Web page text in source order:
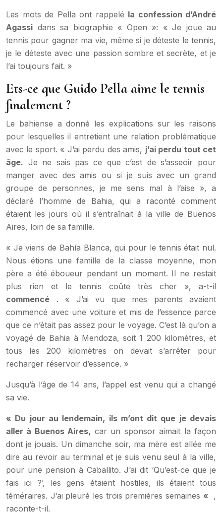
Les mots de Pella ont rappelé la confession d’André
Agassi dans sa biographie « Open »: « Je joue au
tennis pour gagner ma vie, même si je déteste le tennis,
je le déteste avec une passion sombre et secrète, et je
l’ai toujours fait. »
Ets-ce que Guido Pella aime le tennis
finalement ?
Le bahiense a donné les explications sur les raisons
pour lesquelles il entretient une relation problématique
avec le sport. « J’ai perdu des amis, j’ai perdu tout cet
âge. Je ne sais pas ce que c’est de s’asseoir pour
manger avec des amis ou si je suis avec un grand
groupe de personnes, je me sens mal à l’aise », a
déclaré l’homme de Bahia, qui a raconté comment
étaient les jours où il s’entraînait à la ville de Buenos
Aires, loin de sa famille.
« Je viens de Bahía Blanca, qui pour le tennis était nul.
Nous étions une famille de la classe moyenne, mon
père a été éboueur pendant un moment. Il ne restait
plus rien et le tennis coûte très cher », a-t-il
commencé . « J’ai vu que mes parents avaient
commencé avec une voiture et mis de l’essence parce
que ce n’était pas assez pour le voyage. C’est là qu’on a
voyagé de Bahia à Mendoza, soit 1 200 kilomètres, et
tous les 200 kilomètres on devait s’arrêter pour
recharger réservoir d’essence. »
Jusqu’à l’âge de 14 ans, l’appel est venu qui a changé
sa vie.
« Du jour au lendemain, ils m’ont dit que je devais
aller à Buenos Aires, car un sponsor aimait la façon
dont je jouais. Un dimanche soir, ma mère est allée me
dire au revoir au terminal et je suis venu seul à la ville,
pour une pension à Caballito. J’ai dit ‘Qu’est-ce que je
fais ici ?’, les gens étaient hostiles, ils étaient tous
téméraires. J’ai pleuré les trois premières semaines « ,
raconte-t-il.